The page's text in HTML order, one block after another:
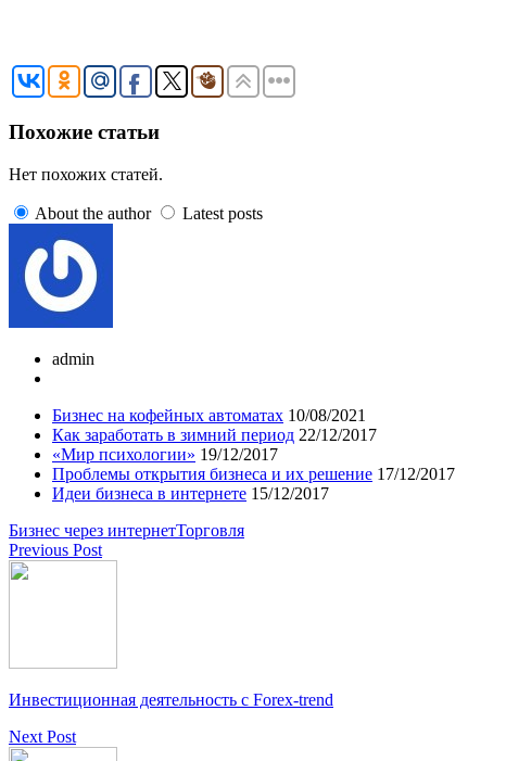
Похожие статьи
Нет похожих статей.
About the author Latest posts
admin
Бизнес на кофейных автоматах 10/08/2021
Как заработать в зимний период 22/12/2017
«Мир психологии» 19/12/2017
Проблемы открытия бизнеса и их решение 17/12/2017
Идеи бизнеса в интернете 15/12/2017
Бизнес через интернетТорговля
Previous Post
Инвестиционная деятельность с Forex-trend
Next Post